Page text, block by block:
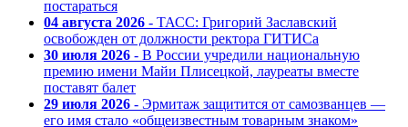
постараться
04 августа 2026 - ТАСС: Григорий Заславский
освобожден от должности ректора ГИТИСа
30 июля 2026 - В России учредили национальную
премию имени Майи Плисецкой, лауреаты вместе
поставят балет
29 июля 2026 - Эрмитаж защитится от самозванцев —
его имя стало «общеизвестным товарным знаком»